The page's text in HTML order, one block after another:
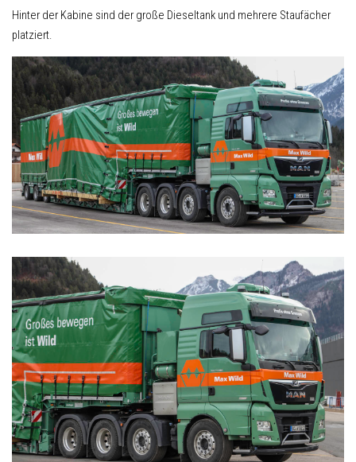
Hinter der Kabine sind der große Dieseltank und mehrere Staufächer
platziert.